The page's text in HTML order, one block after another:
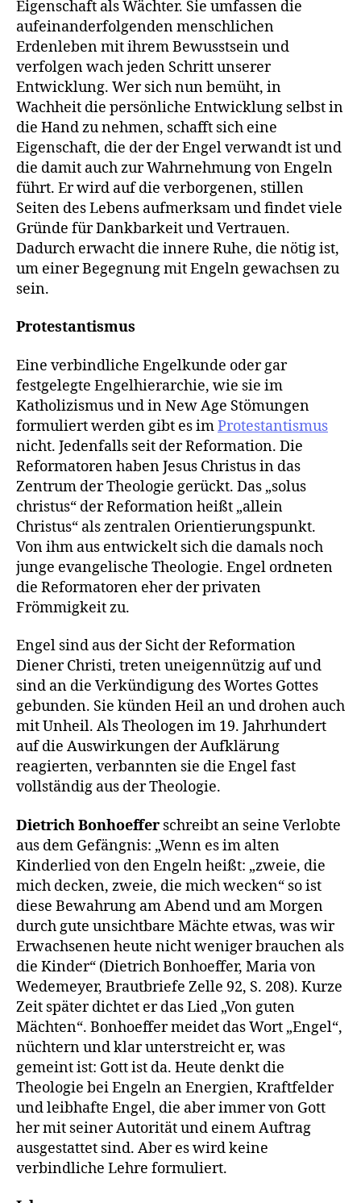
Eigenschaft als Wächter. Sie umfassen die
aufeinanderfolgenden menschlichen
Erdenleben mit ihrem Bewusstsein und
verfolgen wach jeden Schritt unserer
Entwicklung. Wer sich nun bemüht, in
Wachheit die persönliche Entwicklung selbst in
die Hand zu nehmen, schafft sich eine
Eigenschaft, die der der Engel verwandt ist und
die damit auch zur Wahrnehmung von Engeln
führt. Er wird auf die verborgenen, stillen
Seiten des Lebens aufmerksam und findet viele
Gründe für Dankbarkeit und Vertrauen.
Dadurch erwacht die innere Ruhe, die nötig ist,
um einer Begegnung mit Engeln gewachsen zu
sein.
Protestantismus
Eine verbindliche Engelkunde oder gar
festgelegte Engelhierarchie, wie sie im
Katholizismus und in New Age Stömungen
formuliert werden gibt es imProtestantismus
nicht. Jedenfalls seit der Reformation. Die
Reformatoren haben Jesus Christus in das
Zentrum der Theologie gerückt. Das „solus
christus“ der Reformation heißt „allein
Christus“ als zentralen Orientierungspunkt.
Von ihm aus entwickelt sich die damals noch
junge evangelische Theologie. Engel ordneten
die Reformatoren eher der privaten
Frömmigkeit zu.
Engel sind aus der Sicht der Reformation
Diener Christi, treten uneigennützig auf und
sind an die Verkündigung des Wortes Gottes
gebunden. Sie künden Heil an und drohen auch
mit Unheil. Als Theologen im 19. Jahrhundert
auf die Auswirkungen der Aufklärung
reagierten, verbannten sie die Engel fast
vollständig aus der Theologie.
Dietrich Bonhoeffer schreibt an seine Verlobte
aus dem Gefängnis: „Wenn es im alten
Kinderlied von den Engeln heißt: „zweie, die
mich decken, zweie, die mich wecken“ so ist
diese Bewahrung am Abend und am Morgen
durch gute unsichtbare Mächte etwas, was wir
Erwachsenen heute nicht weniger brauchen als
die Kinder“ (Dietrich Bonhoeffer, Maria von
Wedemeyer, Brautbriefe Zelle 92, S. 208). Kurze
Zeit später dichtet er das Lied „Von guten
Mächten“. Bonhoeffer meidet das Wort „Engel“,
nüchtern und klar unterstreicht er, was
gemeint ist: Gott ist da. Heute denkt die
Theologie bei Engeln an Energien, Kraftfelder
und leibhafte Engel, die aber immer von Gott
her mit seiner Autorität und einem Auftrag
ausgestattet sind. Aber es wird keine
verbindliche Lehre formuliert.